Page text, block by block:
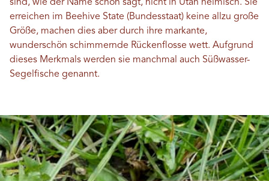
sind, wie der Name schon sagt, nicht in Utah heimisch. Sie
erreichen im Beehive State (Bundesstaat) keine allzu große
Größe, machen dies aber durch ihre markante,
wunderschön schimmernde Rückenflosse wett. Aufgrund
dieses Merkmals werden sie manchmal auch Süßwasser-
Segelfische genannt.